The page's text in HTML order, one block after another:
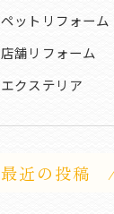
ペットリフォーム
店舗リフォーム
エクステリア
最近の投稿